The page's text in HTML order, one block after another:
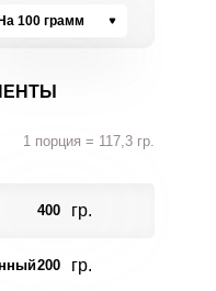
На 100 грамм
1 порция = 117,3 гр.
400 гр.
200 гр.